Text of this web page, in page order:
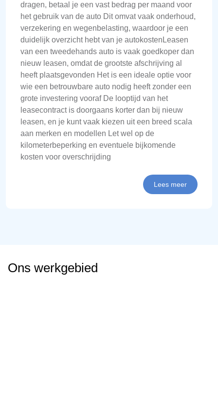
dragen, betaal je een vast bedrag per maand voor
het gebruik van de auto Dit omvat vaak onderhoud,
verzekering en wegenbelasting, waardoor je een
duidelijk overzicht hebt van je autokostenLeasen
van een tweedehands auto is vaak goedkoper dan
nieuw leasen, omdat de grootste afschrijving al
heeft plaatsgevonden Het is een ideale optie voor
wie een betrouwbare auto nodig heeft zonder een
grote investering vooraf De looptijd van het
leasecontract is doorgaans korter dan bij nieuw
leasen, en je kunt vaak kiezen uit een breed scala
aan merken en modellen Let wel op de
kilometerbeperking en eventuele bijkomende
kosten voor overschrijding
Lees meer
Ons werkgebied